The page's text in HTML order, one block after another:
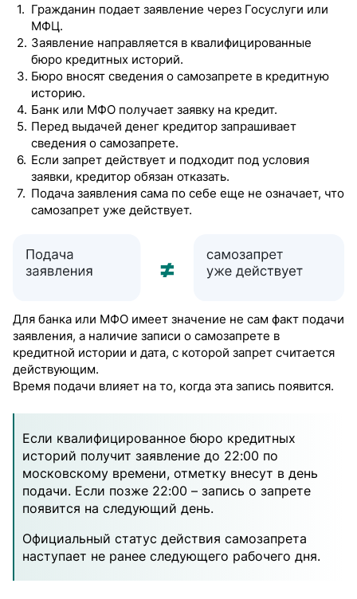
Гражданин подает заявление через Госуслуги или
МФЦ.
Заявление направляется в квалифицированные
бюро кредитных историй.
Бюро вносят сведения о самозапрете в кредитную
историю.
Банк или МФО получает заявку на кредит.
Перед выдачей денег кредитор запрашивает
сведения о самозапрете.
Если запрет действует и подходит под условия
заявки, кредитор обязан отказать.
Подача заявления сама по себе еще не означает, что
самозапрет уже действует.
Для банка или МФО имеет значение не сам факт подачи
заявления, а наличие записи о самозапрете в
кредитной истории и дата, с которой запрет считается
действующим.
Время подачи влияет на то, когда эта запись появится.
Если квалифицированное бюро кредитных
историй получит заявление до 22:00 по
московскому времени, отметку внесут в день
подачи. Если позже 22:00 – запись о запрете
появится на следующий день.
Официальный статус действия самозапрета
наступает не ранее следующего рабочего дня.